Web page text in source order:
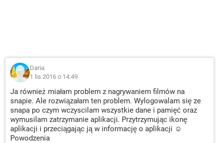
Daria
1 lis 2016 o 14:49
Ja również miałam problem z nagrywaniem filmów na
snapie. Ale rozwiązałam ten problem. Wylogowalam się ze
snapa po czym wczyscilam wszystkie dane i pamięć oraz
wymusilam zatrzymanie aplikacji. Przytrzymując ikonę
aplikacji i przeciągając ją w informację o aplikacji ☺
Powodzenia